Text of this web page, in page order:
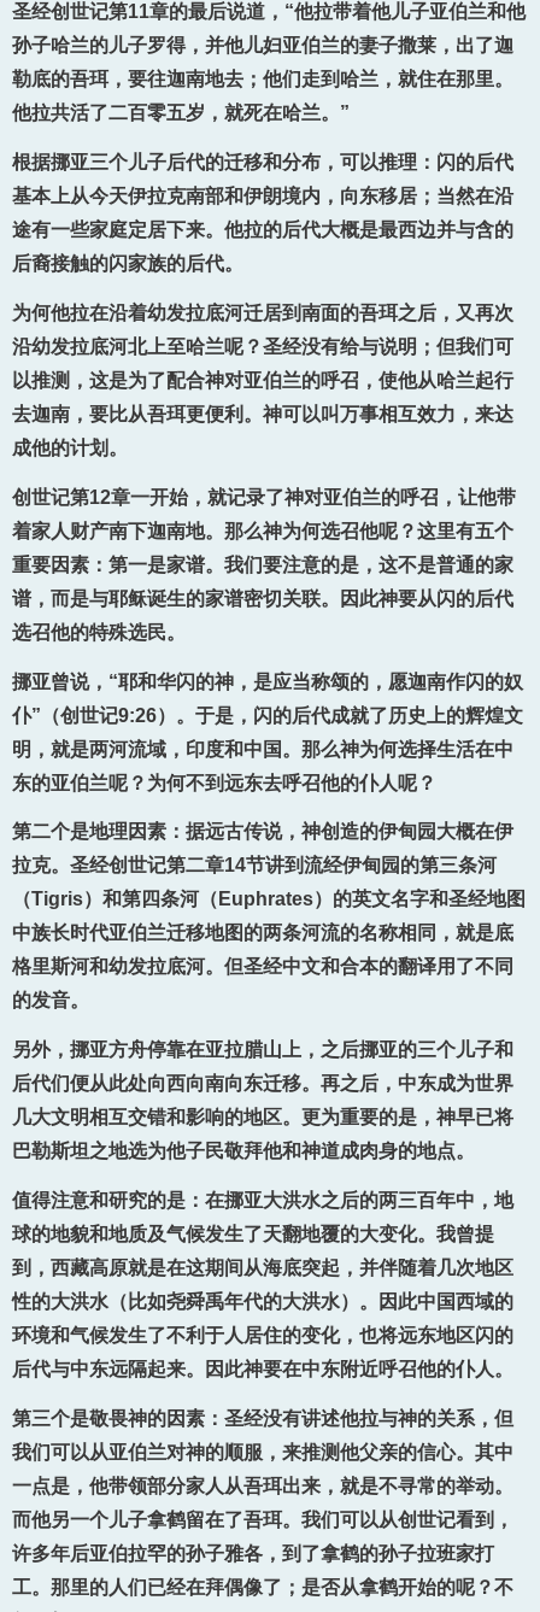
圣经创世记第11章的最后说道，“他拉带着他儿子亚伯兰和他
孙子哈兰的儿子罗得，并他儿妇亚伯兰的妻子撒莱，出了迦
勒底的吾珥，要往迦南地去；他们走到哈兰，就住在那里。
他拉共活了二百零五岁，就死在哈兰。”
根据挪亚三个儿子后代的迁移和分布，可以推理：闪的后代
基本上从今天伊拉克南部和伊朗境内，向东移居；当然在沿
途有一些家庭定居下来。他拉的后代大概是最西边并与含的
后裔接触的闪家族的后代。
为何他拉在沿着幼发拉底河迁居到南面的吾珥之后，又再次
沿幼发拉底河北上至哈兰呢？圣经没有给与说明；但我们可
以推测，这是为了配合神对亚伯兰的呼召，使他从哈兰起行
去迦南，要比从吾珥更便利。神可以叫万事相互效力，来达
成他的计划。
创世记第12章一开始，就记录了神对亚伯兰的呼召，让他带
着家人财产南下迦南地。那么神为何选召他呢？这里有五个
重要因素：第一是家谱。我们要注意的是，这不是普通的家
谱，而是与耶稣诞生的家谱密切关联。因此神要从闪的后代
选召他的特殊选民。
挪亚曾说，“耶和华闪的神，是应当称颂的，愿迦南作闪的奴
仆”（创世记9:26）。于是，闪的后代成就了历史上的辉煌文
明，就是两河流域，印度和中国。那么神为何选择生活在中
东的亚伯兰呢？为何不到远东去呼召他的仆人呢？
第二个是地理因素：据远古传说，神创造的伊甸园大概在伊
拉克。圣经创世记第二章14节讲到流经伊甸园的第三条河
（Tigris）和第四条河（Euphrates）的英文名字和圣经地图
中族长时代亚伯兰迁移地图的两条河流的名称相同，就是底
格里斯河和幼发拉底河。但圣经中文和合本的翻译用了不同
的发音。
另外，挪亚方舟停靠在亚拉腊山上，之后挪亚的三个儿子和
后代们便从此处向西向南向东迁移。再之后，中东成为世界
几大文明相互交错和影响的地区。更为重要的是，神早已将
巴勒斯坦之地选为他子民敬拜他和神道成肉身的地点。
值得注意和研究的是：在挪亚大洪水之后的两三百年中，地
球的地貌和地质及气候发生了天翻地覆的大变化。我曾提
到，西藏高原就是在这期间从海底突起，并伴随着几次地区
性的大洪水（比如尧舜禹年代的大洪水）。因此中国西域的
环境和气候发生了不利于人居住的变化，也将远东地区闪的
后代与中东远隔起来。因此神要在中东附近呼召他的仆人。
第三个是敬畏神的因素：圣经没有讲述他拉与神的关系，但
我们可以从亚伯兰对神的顺服，来推测他父亲的信心。其中
一点是，他带领部分家人从吾珥出来，就是不寻常的举动。
而他另一个儿子拿鹤留在了吾珥。我们可以从创世记看到，
许多年后亚伯拉罕的孙子雅各，到了拿鹤的孙子拉班家打
工。那里的人们已经在拜偶像了；是否从拿鹤开始的呢？不